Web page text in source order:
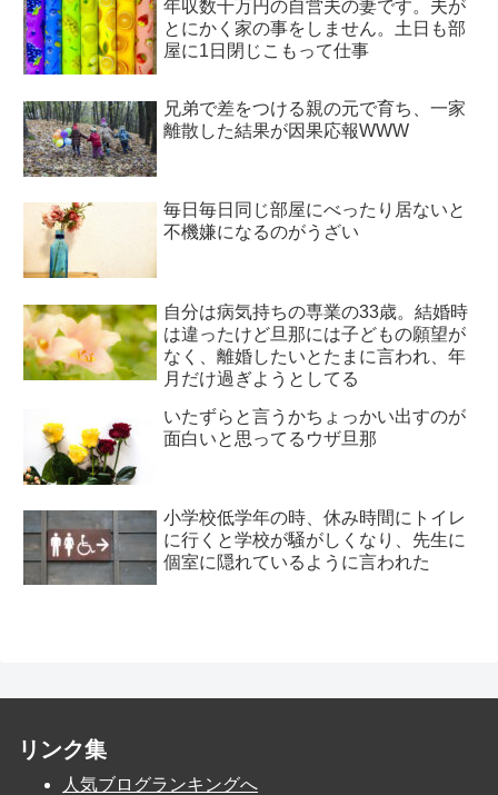
年収数千万円の自営夫の妻です。夫が
とにかく家の事をしません。土日も部
屋に1日閉じこもって仕事
兄弟で差をつける親の元で育ち、一家
離散した結果が因果応報WWW
毎日毎日同じ部屋にべったり居ないと
不機嫌になるのがうざい
自分は病気持ちの専業の33歳。結婚時
は違ったけど旦那には子どもの願望が
なく、離婚したいとたまに言われ、年
月だけ過ぎようとしてる
いたずらと言うかちょっかい出すのが
面白いと思ってるウザ旦那
小学校低学年の時、休み時間にトイレ
に行くと学校が騒がしくなり、先生に
個室に隠れているように言われた
リンク集
人気ブログランキングへ